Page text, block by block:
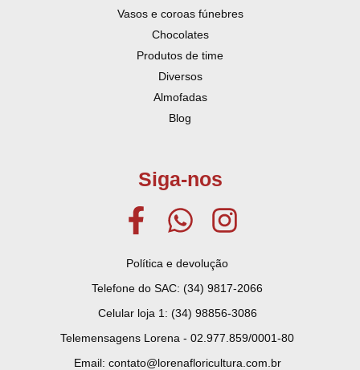
Vasos e coroas fúnebres
Chocolates
Produtos de time
Diversos
Almofadas
Blog
Siga-nos
Política e devolução
Telefone do SAC: (34) 9817-2066
Celular loja 1: (34) 98856-3086
Telemensagens Lorena - 02.977.859/0001-80
Email: contato@lorenafloricultura.com.br